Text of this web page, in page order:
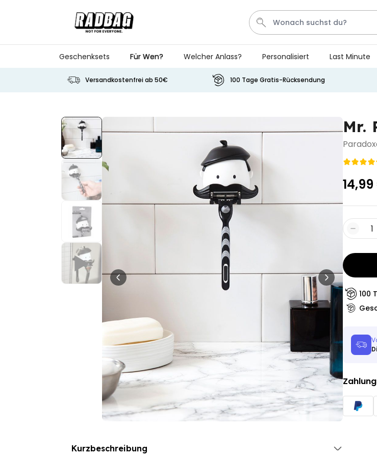
mit Getränken
Personalisierbar
Handtuch mit
34,99 €
Personalisierbar
Personalisierbar
Pizzeria mit
Personalisierbar
Personalisierbare
24,99 €
Geschenksets Für Wen? Welcher Anlass? Personalisiert Last Minute
Versandkostenfrei ab 50€ 100 Tage Gratis-Rücksendung
Kurzbeschreibung
Mr.
Menge
100